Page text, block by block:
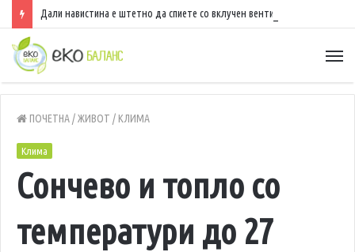
Дали навистина е штетно да спиете со вклучен вентилатор?
ПОЧЕТНА/ЖИВОТ / КЛИМА
Клима
Сончево и топло со
температури до 27